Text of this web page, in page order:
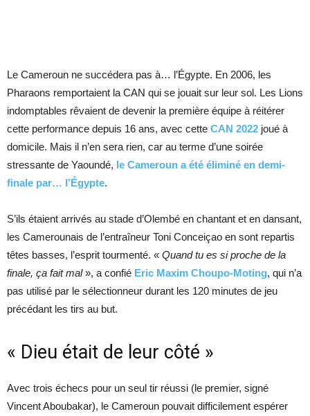
Le Cameroun ne succédera pas à… l’Égypte. En 2006, les
Pharaons remportaient la CAN qui se jouait sur leur sol. Les Lions
indomptables rêvaient de devenir la première équipe à réitérer
cette performance depuis 16 ans, avec cette CAN 2022 joué à
domicile. Mais il n’en sera rien, car au terme d’une soirée
stressante de Yaoundé, le Cameroun a été éliminé en demi-
finale par… l’Égypte.
S’ils étaient arrivés au stade d’Olembé en chantant et en dansant,
les Camerounais de l’entraîneur Toni Conceiçao en sont repartis
têtes basses, l’esprit tourmenté. « Quand tu es si proche de la
finale, ça fait mal», a confié Eric Maxim Choupo-Moting, qui n’a
pas utilisé par le sélectionneur durant les 120 minutes de jeu
précédant les tirs au but.
« Dieu était de leur côté »
Avec trois échecs pour un seul tir réussi (le premier, signé
Vincent Aboubakar), le Cameroun pouvait difficilement espérer